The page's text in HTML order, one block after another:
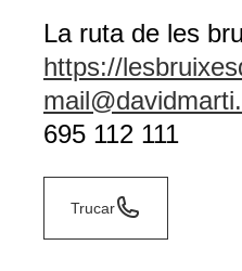
La ruta de les
https://
695 112 111
Trucar